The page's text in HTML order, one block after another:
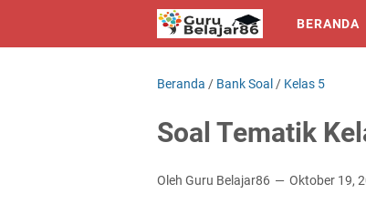
BERANDA
Beranda / Bank Soal / Kelas 5
Soal Tematik
Oleh Guru Belajar86 Oktober 19,